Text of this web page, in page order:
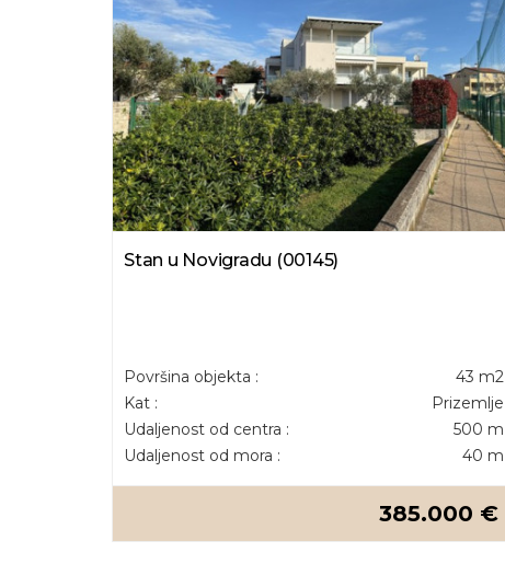
Stan u Novigradu (00145)
Površina objekta :
43 m2
Kat :
Prizemlje
Udaljenost od centra :
500 m
Udaljenost od mora :
40 m
385.000 €